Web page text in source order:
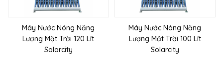
Máy Nước Nóng Năng
Lượng Mặt Trời 120 Lít
Solarcity
Máy Nước Nóng Năng
Lượng Mặt Trời 100 Lít
Solarcity